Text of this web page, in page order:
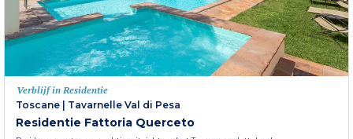
Verblijf in Residentie
Toscane | Tavarnelle Val di Pesa
Residentie Fattoria Querceto